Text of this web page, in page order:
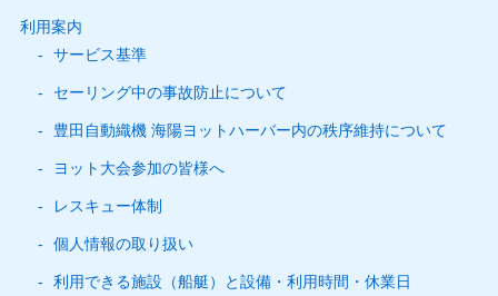
利用案内
サービス基準
セーリング中の事故防止について
豊田自動織機 海陽ヨットハーバー内の秩序維持について
ヨット大会参加の皆様へ
レスキュー体制
個人情報の取り扱い
利用できる施設（船艇）と設備・利用時間・休業日